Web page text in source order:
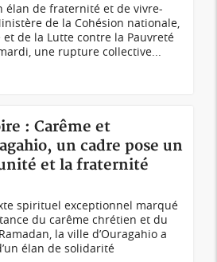
élan de fraternité et de vivre-
de la Cohésion nationale,
de la Lutte contre la Pauvreté
une rupture collective...
: Carême et
un cadre pose un
et la fraternité
spirituel exceptionnel marqué
du carême chrétien et du
la ville d’Ouragahio a
élan de solidarité